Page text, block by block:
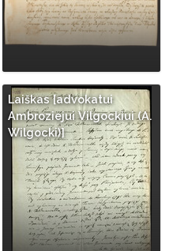
Laiškas [advokatui
Ambroziejui Vilgockiui (A.
Wilgocki)]